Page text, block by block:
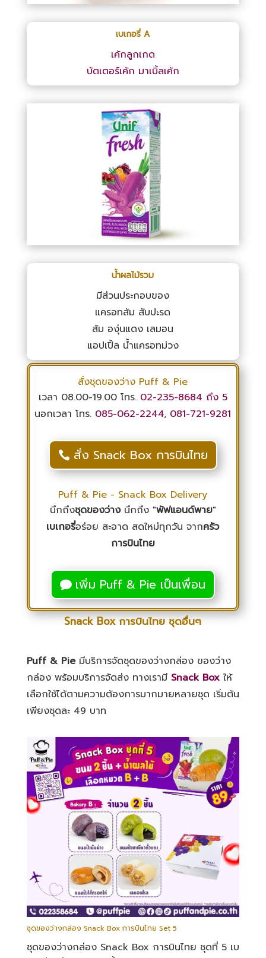
เบเกอรี่ A
เค้กลูกเกด
บัตเตอร์เค้ก มาเบิ้ลเค้ก
น้ำผลไม้รวม
มีส่วนประกอบของ
แครอทส้ม สับปะรด
ส้ม องุ่นแดง เลมอน
แอปเปิ้ล น้ำแครอทม่วง
สั่งชุดของว่าง Puff & Pie
เวลา 08.00-19.00 โทร. 02-235-8684 ถึง 5
นอกเวลา โทร. 085-062-2244, 081-721-9281
สั่ง Snack Box การบินไทย
Puff & Pie - Snack Box Delivery
นึกถึงชุดของว่างนึกถึง "พัฟแอนด์พาย"
เบเกอรี่อร่อย สะอาด สดใหม่ทุกวัน จากครัว
การบินไทย
เพิ่ม Puff & Pie เป็นเพื่อน
Snack Box การบินไทย ชุดอื่นๆ
Puff & Pieมีบริการจัดชุดของว่างกล่อง ของว่าง
กล่อง พร้อมบริการจัดส่ง ทางเรามี Snack Boxให้
เลือกใช้ได้ตามความต้องการมากมายหลายชุด เริ่มต้น
เพียงชุดละ 49 บาท
ชุดของว่างกล่อง Snack Box การบินไทย Set 5
ชุดของว่างกล่อง Snack Box การบินไทย ชุดที่ 5 เบ